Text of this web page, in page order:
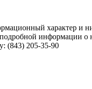
характер и
информации
(843) 205-35-90